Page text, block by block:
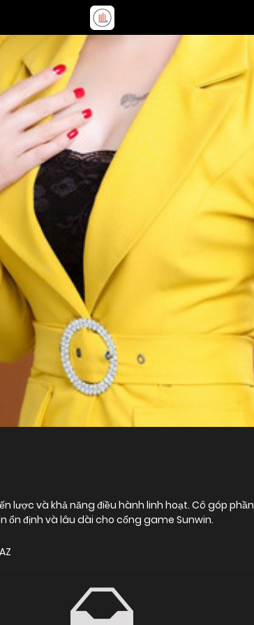
lược và khả năng điều hành linh hoạt. Cô góp phần
định và lâu dài cho cổng game Sunwin.
AZ